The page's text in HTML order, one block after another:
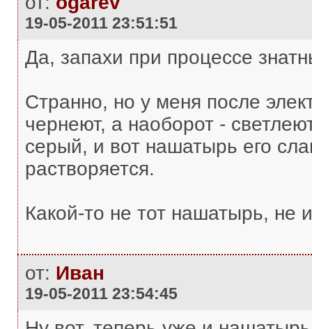
19-05-2011 23:51:51
Да, запахи при процессе
Странно, но у меня после
чернеют, а наоборот -
серый, и вот нашатырь его
растворяется.
Какой-то не тот нашатырь, не
от: Иван
19-05-2011 23:54:45